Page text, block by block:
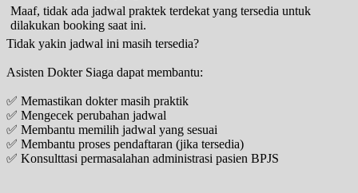
Maaf, tidak ada jadwal praktek terdekat yang tersedia untuk
dilakukan booking saat ini.
Tidak yakin jadwal ini masih tersedia?
Asisten Dokter Siaga dapat membantu:
✅ Memastikan dokter masih praktik
✅ Mengecek perubahan jadwal
✅ Membantu memilih jadwal yang sesuai
✅ Membantu proses pendaftaran (jika tersedia)
✅ Konsulttasi permasalahan administrasi pasien BPJS